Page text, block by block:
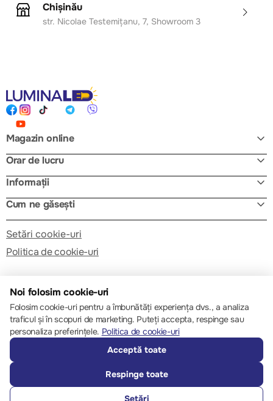
Chișinău
str. Nicolae Testemițanu, 7, Showroom 3
Magazin online
Orar de lucru
Informații
Cum ne găsești
Setări cookie-uri
Politica de cookie-uri
© 2013 – 2026 ECOM
Noi folosim cookie-uri
Folosim cookie-uri pentru a îmbunătăți experiența dvs., a analiza
traficul și în scopuri de marketing. Puteți accepta, respinge sau
personaliza preferințele. Politica de cookie-uri
Acceptă toate
Respinge toate
Setări